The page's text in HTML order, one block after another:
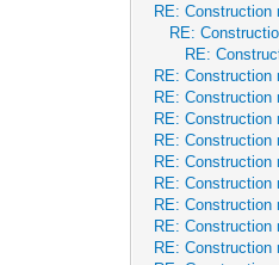
RE: Construction
RE:
RE:
RE: Construction
RE: Construction
RE: Construction
RE: Construction
RE: Construction
RE: Construction
RE: Construction
RE: Construction
RE: Construction